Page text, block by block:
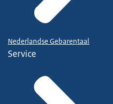
Nederlandse Gebarentaal
Service